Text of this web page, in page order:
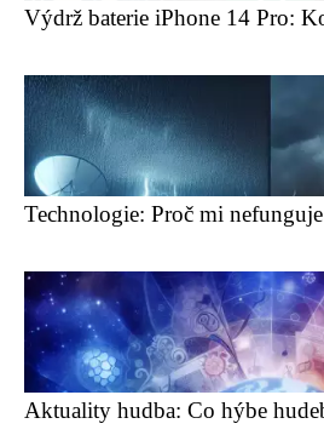
Výdrž baterie iPhone 14 Pro:
Technologie: Proč mi
Aktuality hudba: Co hýbe